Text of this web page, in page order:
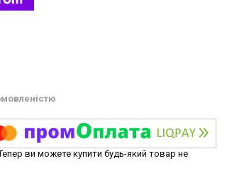
ви можете купити будь-який товар не